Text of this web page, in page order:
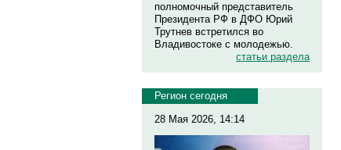
полномочный представитель
Президента РФ в ДФО Юрий
Трутнев встретился во
Владивостоке с молодежью.
статьи раздела
Регион сегодня
28 Мая 2026, 14:14